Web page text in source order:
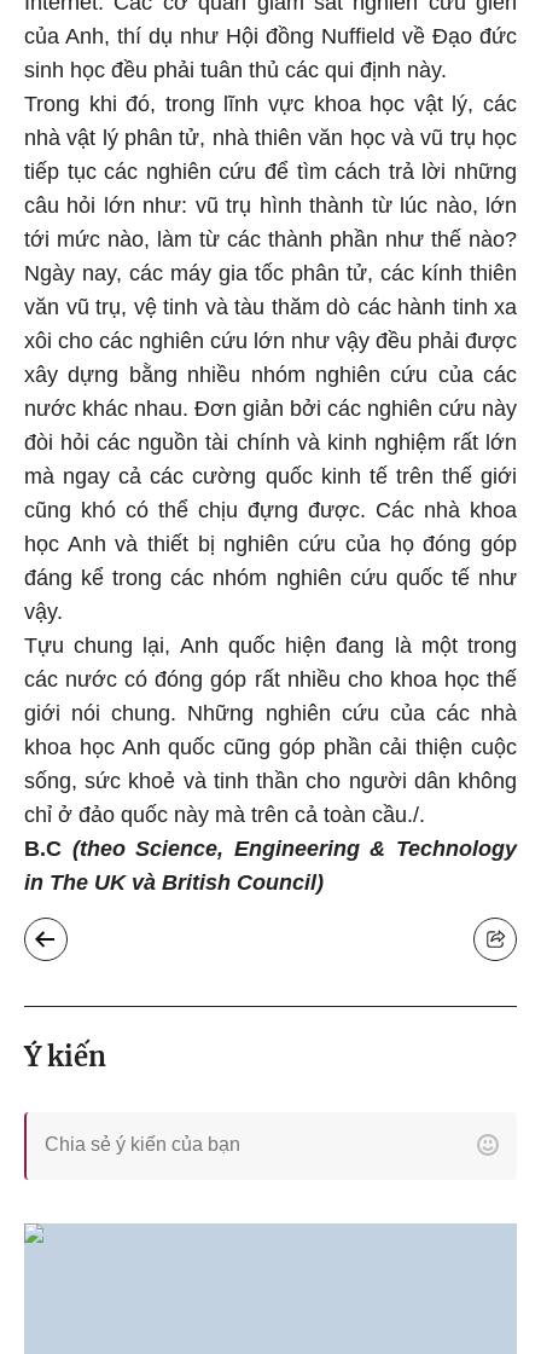
của Anh, thí dụ như Hội đồng Nuffield về Đạo đức
sinh học đều phải tuân thủ các qui định này.
Trong khi đó, trong lĩnh vực khoa học vật lý, các
nhà vật lý phân tử, nhà thiên văn học và vũ trụ học
tiếp tục các nghiên cứu để tìm cách trả lời những
câu hỏi lớn như: vũ trụ hình thành từ lúc nào, lớn
tới mức nào, làm từ các thành phần như thế nào?
Ngày nay, các máy gia tốc phân tử, các kính thiên
văn vũ trụ, vệ tinh và tàu thăm dò các hành tinh xa
xôi cho các nghiên cứu lớn như vậy đều phải được
xây dựng bằng nhiều nhóm nghiên cứu của các
nước khác nhau. Đơn giản bởi các nghiên cứu này
đòi hỏi các nguồn tài chính và kinh nghiệm rất lớn
mà ngay cả các cường quốc kinh tế trên thế giới
cũng khó có thể chịu đựng được. Các nhà khoa
học Anh và thiết bị nghiên cứu của họ đóng góp
đáng kể trong các nhóm nghiên cứu quốc tế như
vậy.
Tựu chung lại, Anh quốc hiện đang là một trong
các nước có đóng góp rất nhiều cho khoa học thế
giới nói chung. Những nghiên cứu của các nhà
khoa học Anh quốc cũng góp phần cải thiện cuộc
sống, sức khoẻ và tinh thần cho người dân không
chỉ ở đảo quốc này mà trên cả toàn cầu./.
B.C (theo Science, Engineering & Technology
in The UK và British Council)
Ý kiến